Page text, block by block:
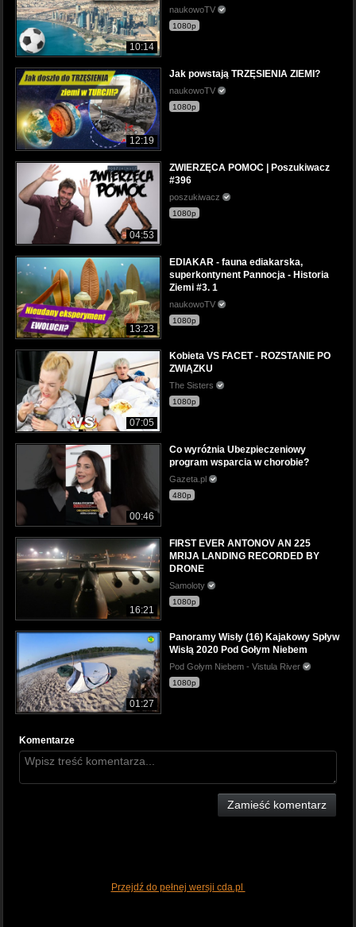
10:14
naukowoTV
1080p
12:19
Jak powstają TRZĘSIENIA ZIEMI?
naukowoTV
1080p
04:53
ZWIERZĘCA POMOC | Poszukiwacz
#396
poszukiwacz
1080p
13:23
EDIAKAR - fauna ediakarska,
superkontynent Pannocja - Historia
Ziemi #3. 1
naukowoTV
1080p
07:05
Kobieta VS FACET - ROZSTANIE PO
ZWIĄZKU
The Sisters
1080p
00:46
Co wyróżnia Ubezpieczeniowy
program wsparcia w chorobie?
Gazeta.pl
480p
16:21
FIRST EVER ANTONOV AN 225
MRIJA LANDING RECORDED BY
DRONE
Samoloty
1080p
01:27
Panoramy Wisły (16) Kajakowy Spływ
Wisłą 2020 Pod Gołym Niebem
Pod Gołym Niebem - Vistula River
1080p
Komentarze
Zamieść komentarz
Przejdź do pełnej wersji cda.pl